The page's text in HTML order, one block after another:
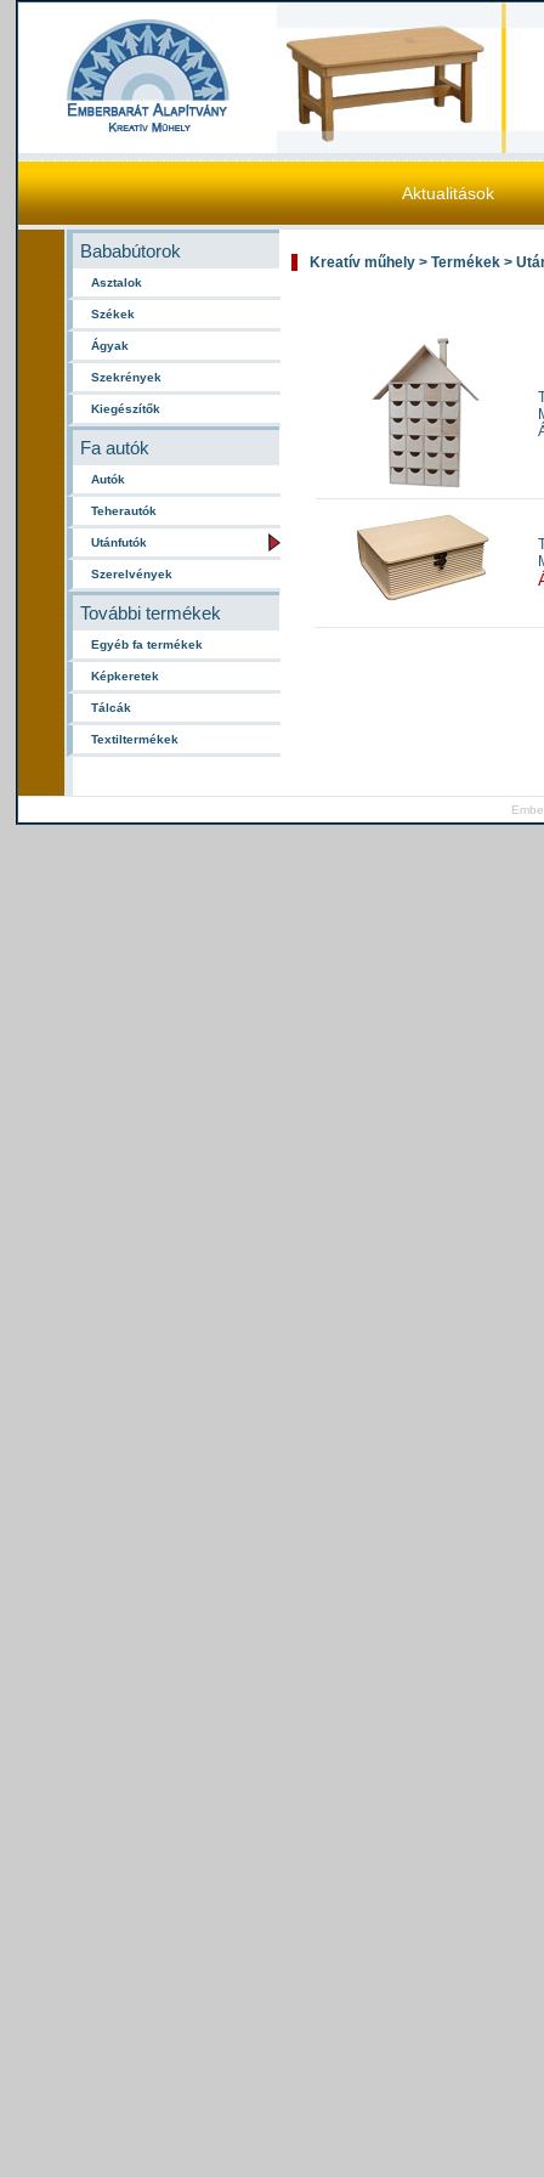
Aktualitások
Bababútorok
Asztalok
Székek
Ágyak
Szekrények
Kiegészítők
Fa autók
Autók
Teherautók
Utánfutók
Szerelvények
További termékek
Egyéb fa termékek
Képkeretek
Tálcák
Textiltermékek
Kreatív műhely > Termékek >